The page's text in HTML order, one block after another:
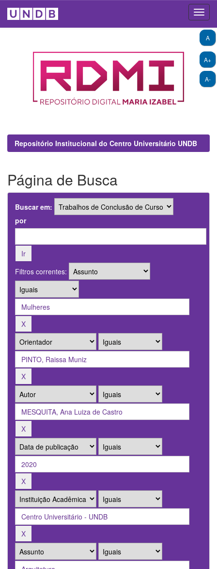
A+
A-
A
Repositório Institucional do Centro Universitário UNDB
Página de Busca
Buscar em:
por
Filtros correntes: